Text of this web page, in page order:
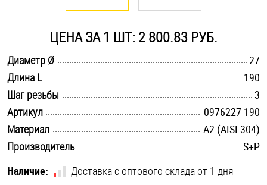
Саморезы и шурупы
Стопорные кольца
Такелаж
Хомуты
Шайбы
ЦЕНА ЗА 1 ШТ: 2 800.83 РУБ.
Диаметр Ø
27
Длина L
190
Шаг резьбы
3
Артикул
0976227 190
Материал
А2 (AISI 304)
Производитель
S+P
Наличие:
Доставка с оптового склада от 1 дня